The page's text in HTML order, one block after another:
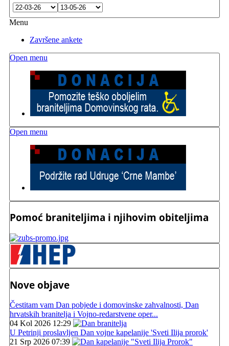
Menu
Završene ankete
Open menu
Open menu
Pomoć braniteljima i njihovim obiteljima
Nove objave
Čestitam vam Dan pobjede i domovinske zahvalnosti, Dan
hrvatskih branitelja i Vojno-redarstvene oper...
04 Kol 2026 12:29
U Petrinji proslavljen Dan vojne kapelanije 'Sveti Ilija prorok'
21 Srp 2026 07:39